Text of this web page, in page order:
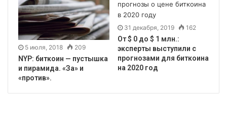
5 июля, 2018 209
NYP: биткоин — пустышка
и пирамида. «За» и
«против».
31 декабря, 2019 162
От $ 0 до $ 1 млн.:
эксперты выступили с
прогнозами для биткоина
на 2020 год